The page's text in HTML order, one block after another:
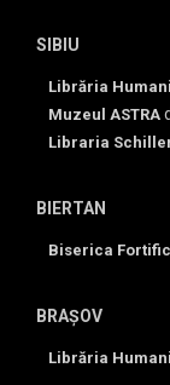
SIBIU
Librăria
Muzeul ASTRA
Libraria
BIERTAN
Biserica
BRAȘOV
Librăria